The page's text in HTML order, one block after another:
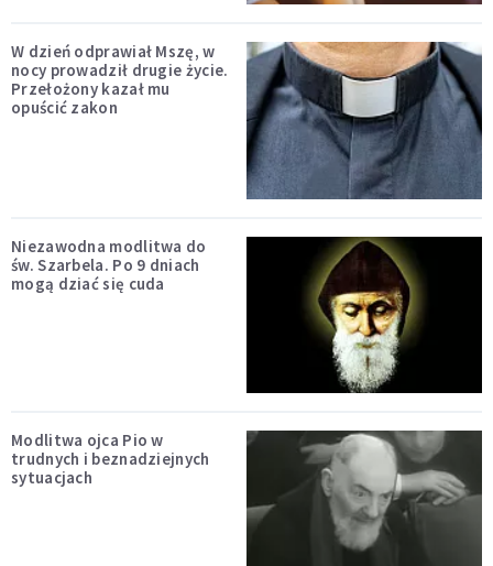
W dzień odprawiał Mszę, w
nocy prowadził drugie życie.
Przełożony kazał mu
opuścić zakon
Niezawodna modlitwa do
św. Szarbela. Po 9 dniach
mogą dziać się cuda
Modlitwa ojca Pio w
trudnych i beznadziejnych
sytuacjach